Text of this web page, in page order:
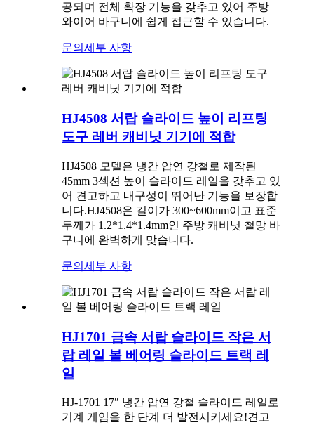
공되며 전체 확장 기능을 갖추고 있어 주방
와이어 바구니에 쉽게 접근할 수 있습니다.
문의 세부 사항
HJ4508 서랍 슬라이드 높이 리프팅
도구 레버 캐비닛 기기에 적합
HJ4508 모델은 냉간 압연 강철로 제작된
45mm 3섹션 높이 슬라이드 레일을 갖추고 있
어 견고하고 내구성이 뛰어난 기능을 보장합
니다.HJ4508은 길이가 300~600mm이고 표준
두께가 1.2*1.4*1.4mm인 주방 캐비닛 철망 바
구니에 완벽하게 맞습니다.
문의 세부 사항
HJ1701 금속 서랍 슬라이드 작은 서
랍 레일 볼 베어링 슬라이드 트랙 레
일
HJ-1701 17″ 냉간 압연 강철 슬라이드 레일로
기계 게임을 한 단계 더 발전시키세요!견고